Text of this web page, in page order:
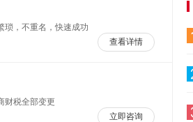
琐，不重名，快速成功
查看详情
财税全部变更
立即咨询